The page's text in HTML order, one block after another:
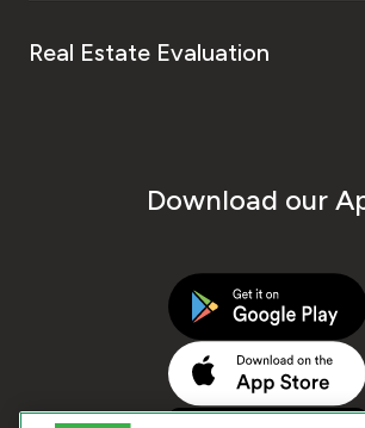
Real Estate Evaluation
Download our